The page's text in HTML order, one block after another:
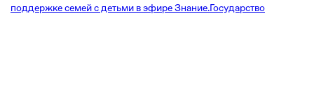
поддержке семей с детьми в эфире Знание.Государство